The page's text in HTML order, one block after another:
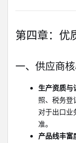
第四章：优
一、供应商
生产资质与
照、税务登
对于出口业
准。
产品线丰富